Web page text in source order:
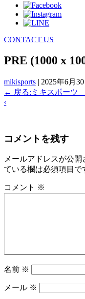
CONTACT US
PRE (1000 x
mikisports | 2025年6月30
← 戻る:ミキスポーツ
‹
コメントを残す
メールアドレスが公開
ている欄は必須項目で
コメント ※
名前 ※
メール ※